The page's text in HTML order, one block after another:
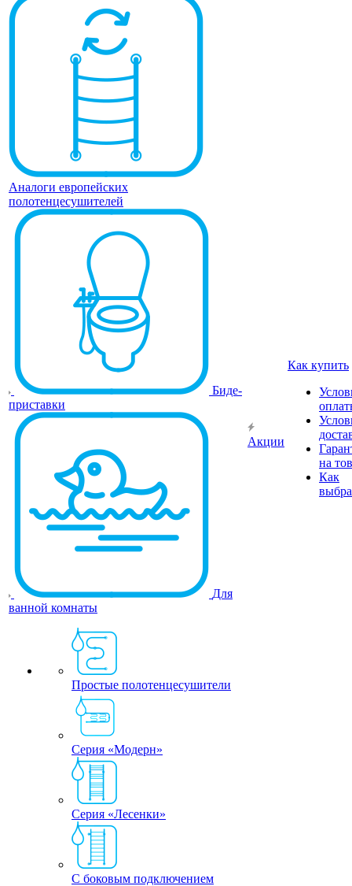
Аналоги европейских
полотенцесушителей
Биде-
приставки
Для
ванной комнаты
Простые полотенцесушители
Серия «Модерн»
Серия «Лесенки»
С боковым подключением
Акции
Как купить
на
Как